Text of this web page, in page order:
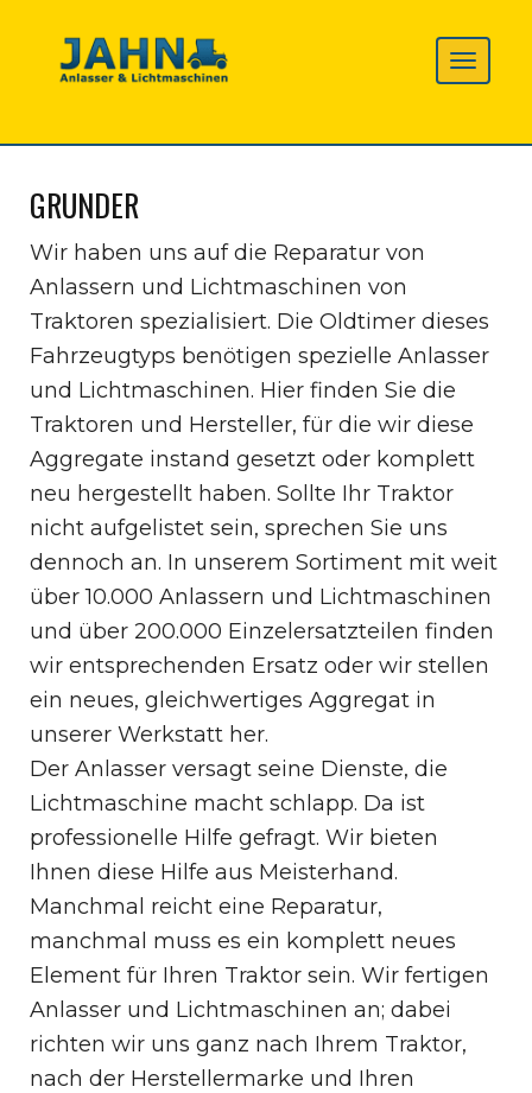
GRUNDER
Wir haben uns auf die Reparatur von
Anlassern und Lichtmaschinen von
Traktoren spezialisiert. Die Oldtimer dieses
Fahrzeugtyps benötigen spezielle Anlasser
und Lichtmaschinen. Hier finden Sie die
Traktoren und Hersteller, für die wir diese
Aggregate instand gesetzt oder komplett
neu hergestellt haben. Sollte Ihr Traktor
nicht aufgelistet sein, sprechen Sie uns
dennoch an. In unserem Sortiment mit weit
über 10.000 Anlassern und Lichtmaschinen
und über 200.000 Einzelersatzteilen finden
wir entsprechenden Ersatz oder wir stellen
ein neues, gleichwertiges Aggregat in
unserer Werkstatt her.
Der Anlasser versagt seine Dienste, die
Lichtmaschine macht schlapp. Da ist
professionelle Hilfe gefragt. Wir bieten
Ihnen diese Hilfe aus Meisterhand.
Manchmal reicht eine Reparatur,
manchmal muss es ein komplett neues
Element für Ihren Traktor sein. Wir fertigen
Anlasser und Lichtmaschinen an; dabei
richten wir uns ganz nach Ihrem Traktor,
nach der Herstellermarke und Ihren